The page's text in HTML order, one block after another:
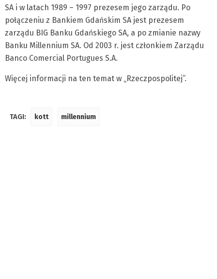
SA i w latach 1989 – 1997 prezesem jego zarządu. Po
połączeniu z Bankiem Gdańskim SA jest prezesem
zarządu BIG Banku Gdańskiego SA, a po zmianie nazwy
Banku Millennium SA. Od 2003 r. jest członkiem Zarządu
Banco Comercial Portugues S.A.
Więcej informacji na ten temat w „Rzeczpospolitej”.
TAGI: kott millennium